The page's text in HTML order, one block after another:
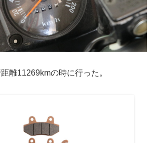
離11269kmの時に行った。